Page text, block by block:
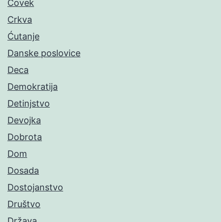
Čovek
Crkva
Ćutanje
Danske poslovice
Deca
Demokratija
Detinjstvo
Devojka
Dobrota
Dom
Dosada
Dostojanstvo
Društvo